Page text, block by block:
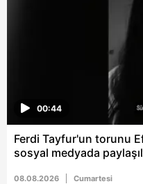
00:44
Ferdi Tayfur'un torunu
sosyal medyada
08.08.2026 Cumartesi